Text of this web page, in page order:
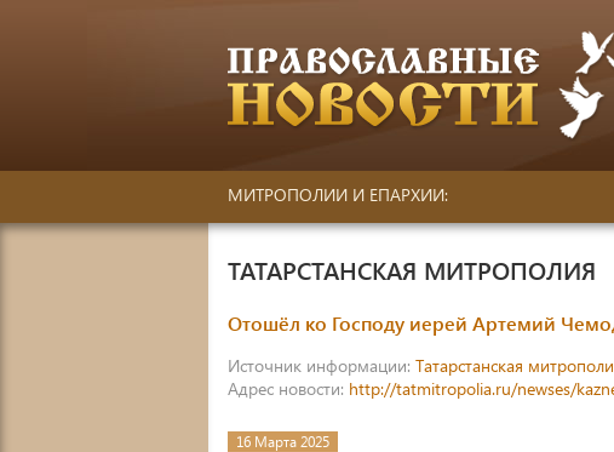
МИТРОПОЛИИ И ЕПАРХИИ:
ТАТАРСТАНСКАЯ МИТРОПОЛИЯ
Отошёл ко Господу иерей Артемий
Источник информации: Татарстанская
Адрес новости: http://tatmitropolia.ru/newses/
16 Марта 2025